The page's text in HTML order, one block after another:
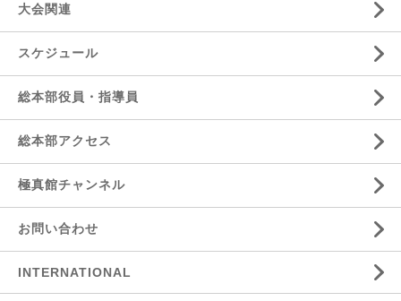
大会関連
スケジュール
総本部役員・指導員
総本部アクセス
極真館チャンネル
お問い合わせ
INTERNATIONAL